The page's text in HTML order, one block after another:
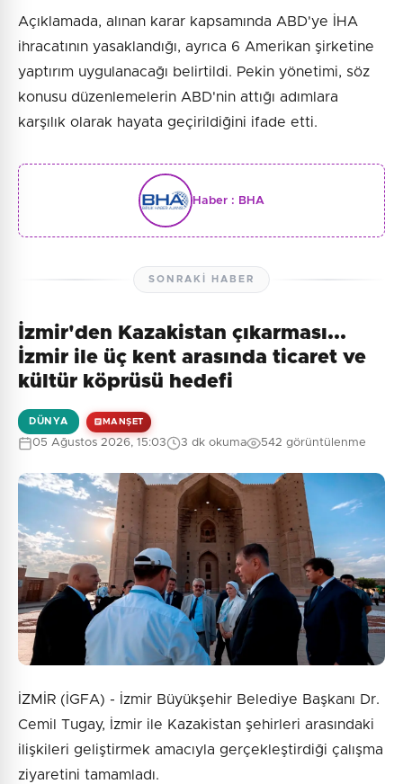
Açıklamada, alınan karar kapsamında ABD'ye İHA
ihracatının yasaklandığı, ayrıca 6 Amerikan şirketine
yaptırım uygulanacağı belirtildi. Pekin yönetimi, söz
konusu düzenlemelerin ABD'nin attığı adımlara
karşılık olarak hayata geçirildiğini ifade etti.
Haber : BHA
SONRAKI HABER
İzmir'den Kazakistan çıkarması...
İzmir ile üç kent arasında ticaret ve
kültür köprüsü hedefi
DÜNYA MANŞET
05 Ağustos 2026, 15:03 3 dk okuma 542 görüntülenme
İZMİR (İGFA) - İzmir Büyükşehir Belediye Başkanı Dr.
Cemil Tugay, İzmir ile Kazakistan şehirleri arasındaki
ilişkileri geliştirmek amacıyla gerçekleştirdiği çalışma
ziyaretini tamamladı.